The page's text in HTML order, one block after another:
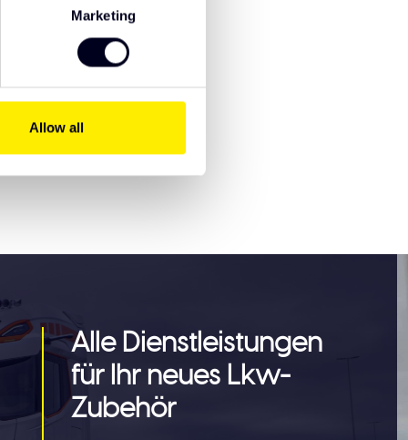
Marketing
Allow all
Alle Dienstleistungen
für Ihr neues Lkw-
Zubehör